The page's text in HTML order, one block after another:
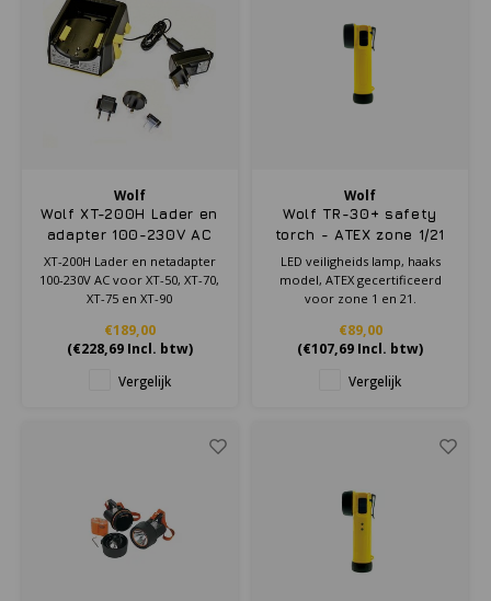
Wolf
Wolf XT-200H Lader en
adapter 100-230V AC
XT-200H Lader en netadapter
100-230V AC voor XT-50, XT-70,
XT-75 en XT-90
€189,00
(€228,69Incl. btw)
Vergelijk
Wolf
Wolf TR-30+ safety
torch - ATEX zone 1/21
LED veiligheids lamp, haaks
model, ATEX gecertificeerd
voor zone 1 en 21 .
€89,00
(€107,69 Incl. btw)
Vergelijk